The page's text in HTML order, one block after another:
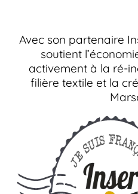
Avec son partenaire
soutient
activement à la ré-
filière textile et la